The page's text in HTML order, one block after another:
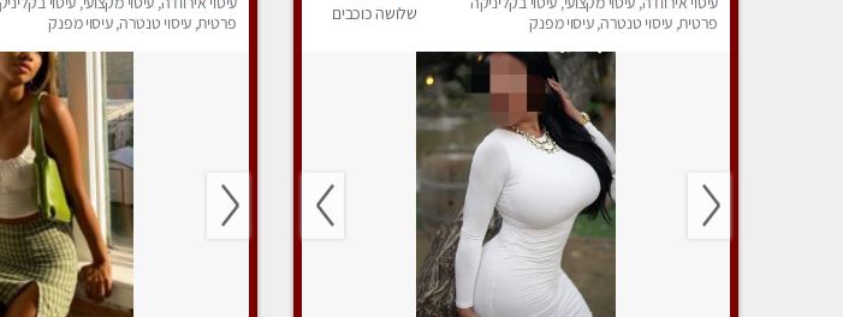
פרטית, עיסוי טנטרה, עיסוי מפנק
שלושה כוכבים
מפנק … ❤️
פרטית, עיסוי טנטרה, עיסוי מפנק